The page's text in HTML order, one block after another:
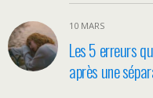
10 MARS
Les 5 erreurs
après une